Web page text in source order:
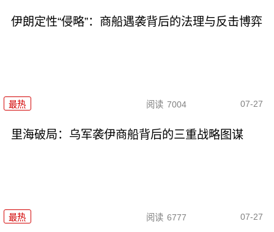
伊朗定性“侵略”：商船遇袭背后的法理与反击博弈
最热 阅读 7004 07-27
里海破局：乌军袭伊商船背后的三重战略图谋
最热 阅读 6777 07-27